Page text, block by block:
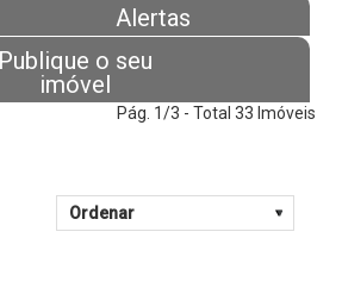
Pág. 1/3 - Total 33 Imóveis
Alertas
Publique o seu
imóvel